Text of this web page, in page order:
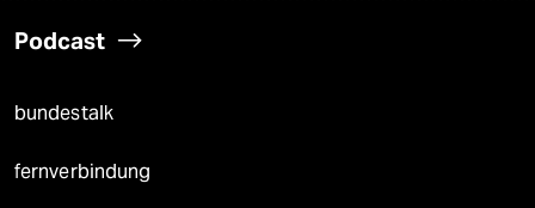
Podcast
bundestalk
fernverbindung